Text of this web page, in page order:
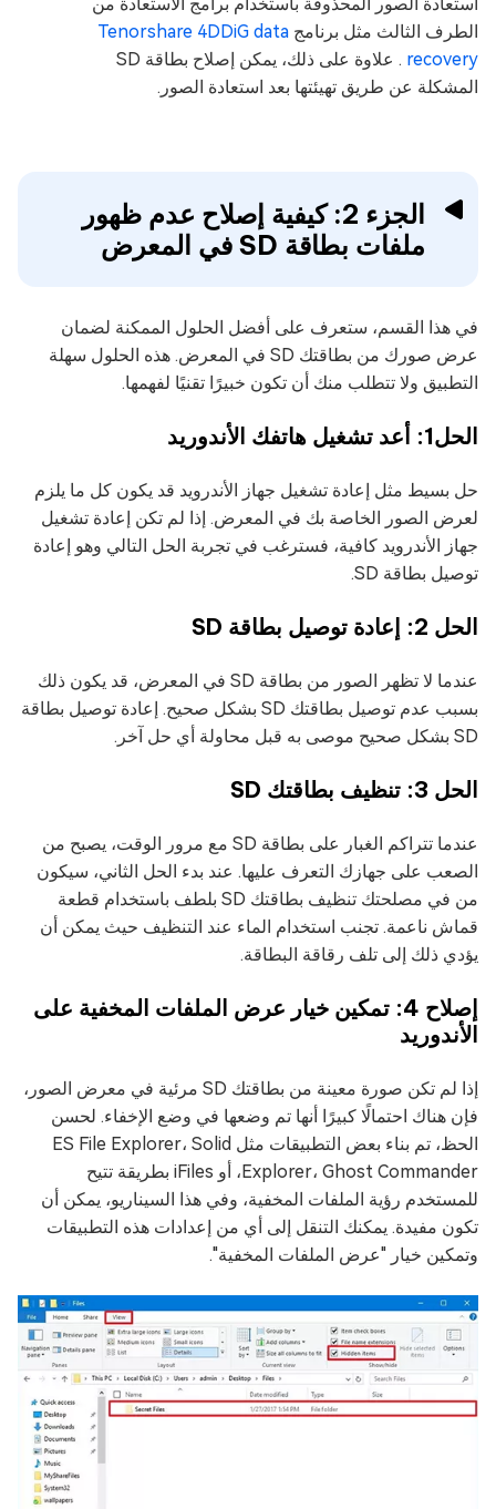
الطرف الثالث مثل برنامج Tenorshare 4DDiG data
recovery
. علاوة على ذلك، يمكن إصلاح بطاقة SD
المشكلة عن طريق تهيئتها بعد استعادة الصور.
الجزء 2: كيفية إصلاح عدم ظهور
ملفات بطاقة SD في المعرض
في هذا القسم، ستعرف على أفضل الحلول الممكنة لضمان
عرض صورك من بطاقتك SD في المعرض. هذه الحلول سهلة
التطبيق ولا تتطلب منك أن تكون خبيرًا تقنيًا لفهمها.
الحل1: أعد تشغيل هاتفك الأندوريد
حل بسيط مثل إعادة تشغيل جهاز الأندرويد قد يكون كل ما يلزم
لعرض الصور الخاصة بك في المعرض. إذا لم تكن إعادة تشغيل
جهاز الأندرويد كافية، فسترغب في تجربة الحل التالي وهو إعادة
توصيل بطاقة SD.
الحل 2: إعادة توصيل بطاقة SD
عندما لا تظهر الصور من بطاقة SD في المعرض، قد يكون ذلك
بسبب عدم توصيل بطاقتك SD بشكل صحيح. إعادة توصيل بطاقة
SD بشكل صحيح موصى به قبل محاولة أي حل آخر.
الحل 3: تنظيف بطاقتك SD
عندما تتراكم الغبار على بطاقة SD مع مرور الوقت، يصبح من
الصعب على جهازك التعرف عليها. عند بدء الحل الثاني، سيكون
من في مصلحتك تنظيف بطاقتك SD بلطف باستخدام قطعة
قماش ناعمة. تجنب استخدام الماء عند التنظيف حيث يمكن أن
يؤدي ذلك إلى تلف رقاقة البطاقة.
إصلاح 4: تمكين خيار عرض الملفات المخفية على
الأندوريد
إذا لم تكن صورة معينة من بطاقتك SD مرئية في معرض الصور،
فإن هناك احتمالًا كبيرًا أنها تم وضعها في وضع الإخفاء. لحسن
الحظ، تم بناء بعض التطبيقات مثل ES File Explorer، Solid
Explorer، Ghost Commander، أو iFiles بطريقة تتيح
للمستخدم رؤية الملفات المخفية، وفي هذا السيناريو، يمكن أن
تكون مفيدة. يمكنك التنقل إلى أي من إعدادات هذه التطبيقات
وتمكين خيار "عرض الملفات المخفية".